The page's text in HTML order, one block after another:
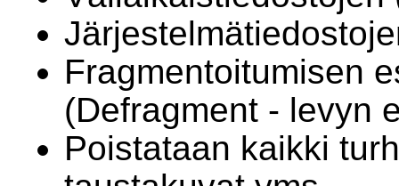
Fragmentoitumisen
(Defragment - levyn
Poistataan kaikki